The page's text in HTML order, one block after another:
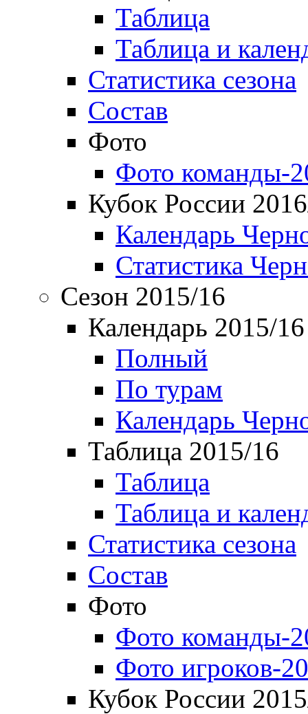
Таблица
Таблица и
Статистика сезона
Состав
Фото
Фото команды-
Кубок России
Календарь
Статистика
Сезон 2015/16
Календарь 2015/16
Полный
По турам
Календарь
Таблица 2015/16
Таблица
Таблица и
Статистика сезона
Состав
Фото
Фото команды-
Фото игроков-
Кубок России